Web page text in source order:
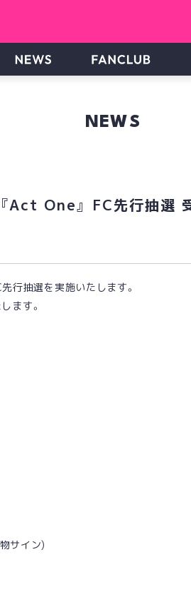
NEWS
Act One』 FC先行抽選
行抽選を実施いたします。
ます。
サイン)